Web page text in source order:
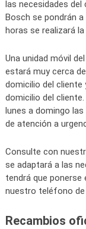
las necesidades
Bosch se pondrán
horas se realizará
Una unidad móvil
estará muy cerca
domicilio del cliente
domicilio del
lunes a domingo
de atención a
Consulte con
se adaptará a las
tendrá que
nuestro teléfono
Recambios